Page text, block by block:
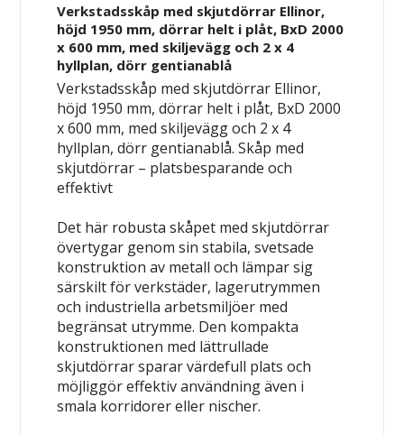
Verkstadsskåp med skjutdörrar Ellinor,
höjd 1950 mm, dörrar helt i plåt, BxD 2000
x 600 mm, med skiljevägg och 2 x 4
hyllplan, dörr gentianablå
Verkstadsskåp med skjutdörrar Ellinor,
höjd 1950 mm, dörrar helt i plåt, BxD 2000
x 600 mm, med skiljevägg och 2 x 4
hyllplan, dörr gentianablå.Skåp med
skjutdörrar – platsbesparande och
effektivt
Det här robusta skåpet med skjutdörrar
övertygar genom sin stabila, svetsade
konstruktion av metall och lämpar sig
särskilt för verkstäder, lagerutrymmen
och industriella arbetsmiljöer med
begränsat utrymme. Den kompakta
konstruktionen med lättrullade
skjutdörrar sparar värdefull plats och
möjliggör effektiv användning även i
smala korridorer eller nischer.